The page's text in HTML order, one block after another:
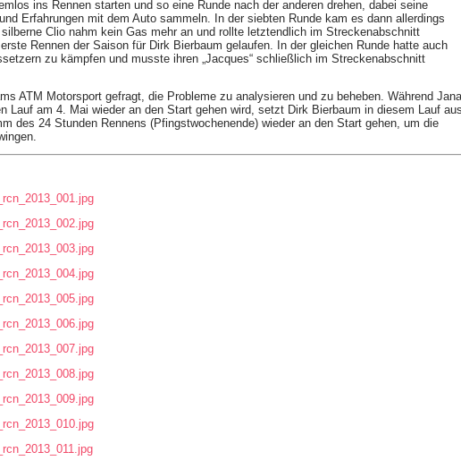
ins Rennen starten und so eine Runde nach der anderen drehen, dabei seine
Erfahrungen mit dem Auto sammeln. In der siebten Runde kam es dann allerdings
Clio nahm kein Gas mehr an und rollte letztendlich im Streckenabschnitt
Rennen der Saison für Dirk Bierbaum gelaufen. In der gleichen Runde hatte auch
zu kämpfen und musste ihren „Jacques“ schließlich im Streckenabschnitt
ATM Motorsport gefragt, die Probleme zu analysieren und zu beheben. Während Jana
Lauf am 4. Mai wieder an den Start gehen wird, setzt Dirk Bierbaum in diesem Lauf
des 24 Stunden Rennens (Pfingstwochenende) wieder an den Start gehen, um die